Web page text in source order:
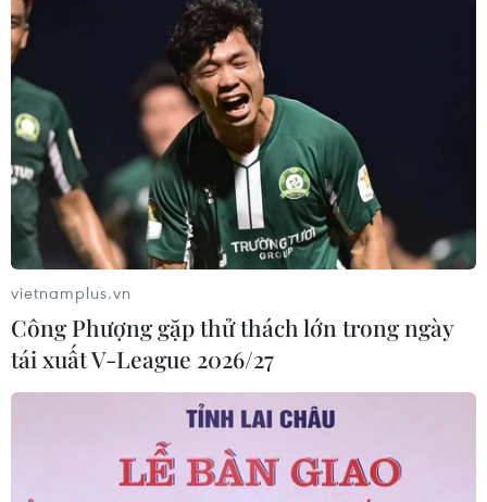
người dân khó khăn tỉnh Salavan
21/12/2022 12:29
Hội Chữ thập Đỏ tỉnh Thừa Thiên-Huế xây dựng chương
trình, kế hoạch cụ thể trong việc hỗ trợ Hội Chữ thập Đỏ
tỉnh Salavan phát triển mô hình xây dựng nhà Chữ thập
Đỏ cho hộ nghèo.
vietnamplus.vn
Công Phượng gặp thử thách lớn trong ngày
tái xuất V-League 2026/27